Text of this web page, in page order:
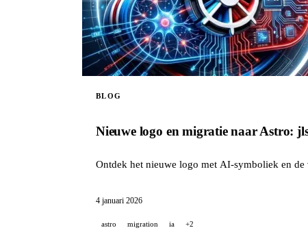
BLOG
Nieuwe logo en migratie naar Astro:
Ontdek het nieuwe logo met AI-symboliek en
4 januari 2026
astro migration ia +2